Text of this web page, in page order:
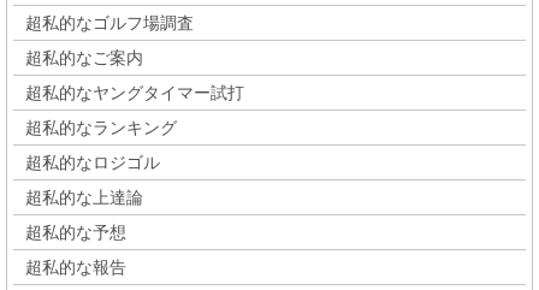
超私的なゴルフ場調査
超私的なご案内
超私的なヤングタイマー試打
超私的なランキング
超私的なロジゴル
超私的な上達論
超私的な予想
超私的な報告